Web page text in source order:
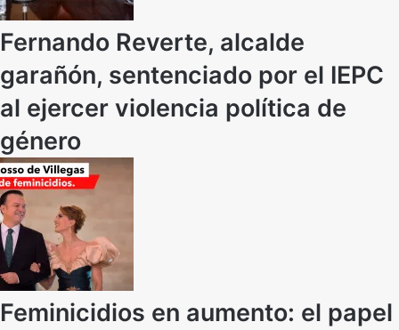
Fernando Reverte, alcalde
garañón, sentenciado por el IEPC
al ejercer violencia política de
género
Feminicidios en aumento: el papel